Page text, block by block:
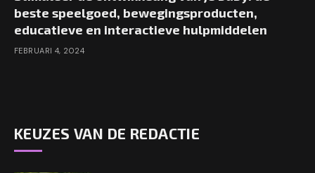
beste speelgoed, bewegingsproducten,
educatieve en interactieve hulpmiddelen
FEBRUARI 4, 2024
KEUZES VAN DE REDACTIE